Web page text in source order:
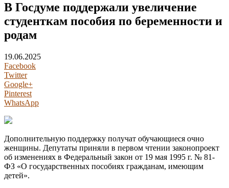
В Госдуме поддержали увеличение
студенткам пособия по беременности и
родам
19.06.2025
Facebook
Twitter
Google+
Pinterest
WhatsApp
Дополнительную поддержку получат обучающиеся очно
женщины. Депутаты приняли в первом чтении законопроект
об изменениях в Федеральный закон от 19 мая 1995 г. № 81-
ФЗ «О государственных пособиях гражданам, имеющим
детей».